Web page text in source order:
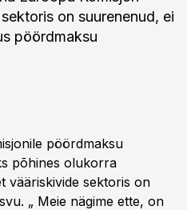
on suurenenud, ei
pöördmaksu
pöördmaksu
põhines olukorra
vääriskivide sektoris on
„ Meie nägime ette, on